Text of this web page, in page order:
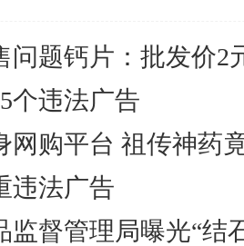
问题钙片：批发价2
个违法广告
网购平台 祖传神药
违法广告
监督管理局曝光“结